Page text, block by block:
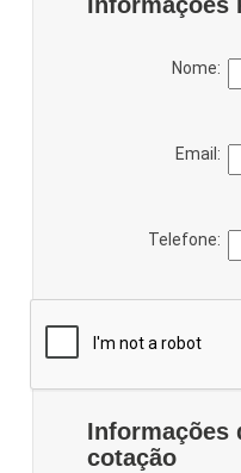
Informações
Nome:
Email:
Telefone:
Informações
cotação